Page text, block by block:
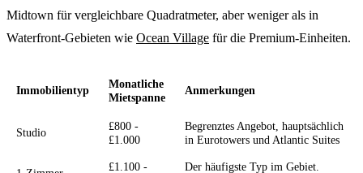
Midtown für vergleichbare Quadratmeter, aber weniger als in
Waterfront-Gebieten wie Ocean Village für die Premium-Einheiten.
Immobilientyp
Monatliche
Mietspanne
Anmerkungen
Studio
£800 -
£1.000
Begrenztes Angebot, hauptsächlich
in Eurotowers und Atlantic Suites
£1.100 -
Der häufigste Typ im Gebiet.